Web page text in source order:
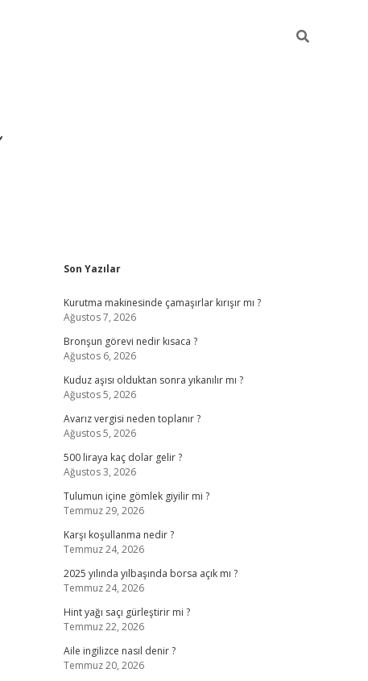
Sidebar
Son Yazılar
Kurutma makinesinde çamaşırlar kırışır mı ?
Ağustos 7, 2026
Bronşun görevi nedir kısaca ?
Ağustos 6, 2026
Kuduz aşısı olduktan sonra yıkanılır mı ?
Ağustos 5, 2026
Avarız vergisi neden toplanır ?
Ağustos 5, 2026
500 liraya kaç dolar gelir ?
Ağustos 3, 2026
Tulumun içine gömlek giyilir mi ?
Temmuz 29, 2026
Karşı koşullanma nedir ?
Temmuz 24, 2026
2025 yılında yılbaşında borsa açık mı ?
Temmuz 24, 2026
Hint yağı saçı gürleştirir mi ?
Temmuz 22, 2026
Aile ingilizce nasıl denir ?
Temmuz 20, 2026